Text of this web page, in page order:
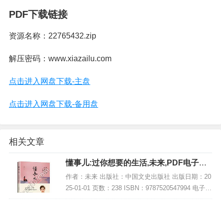
PDF下载链接
资源名称：22765432.zip
解压密码：www.xiazailu.com
点击进入网盘下载-主盘
点击进入网盘下载-备用盘
相关文章
懂事儿:过你想要的生活,未来,PDF电子书
下载,网盘资源
作者：未来 出版社：中国文史出版社 出版日期：20
25-01-01 页数：238 ISBN：9787520547994 电子书
大小：230MB [高清扫描版PDF格式] 内容简介 本书